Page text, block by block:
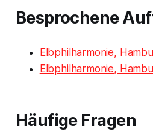
Besprochene
Elbphilharmonie,
Elbphilharmonie,
Häufige Fragen